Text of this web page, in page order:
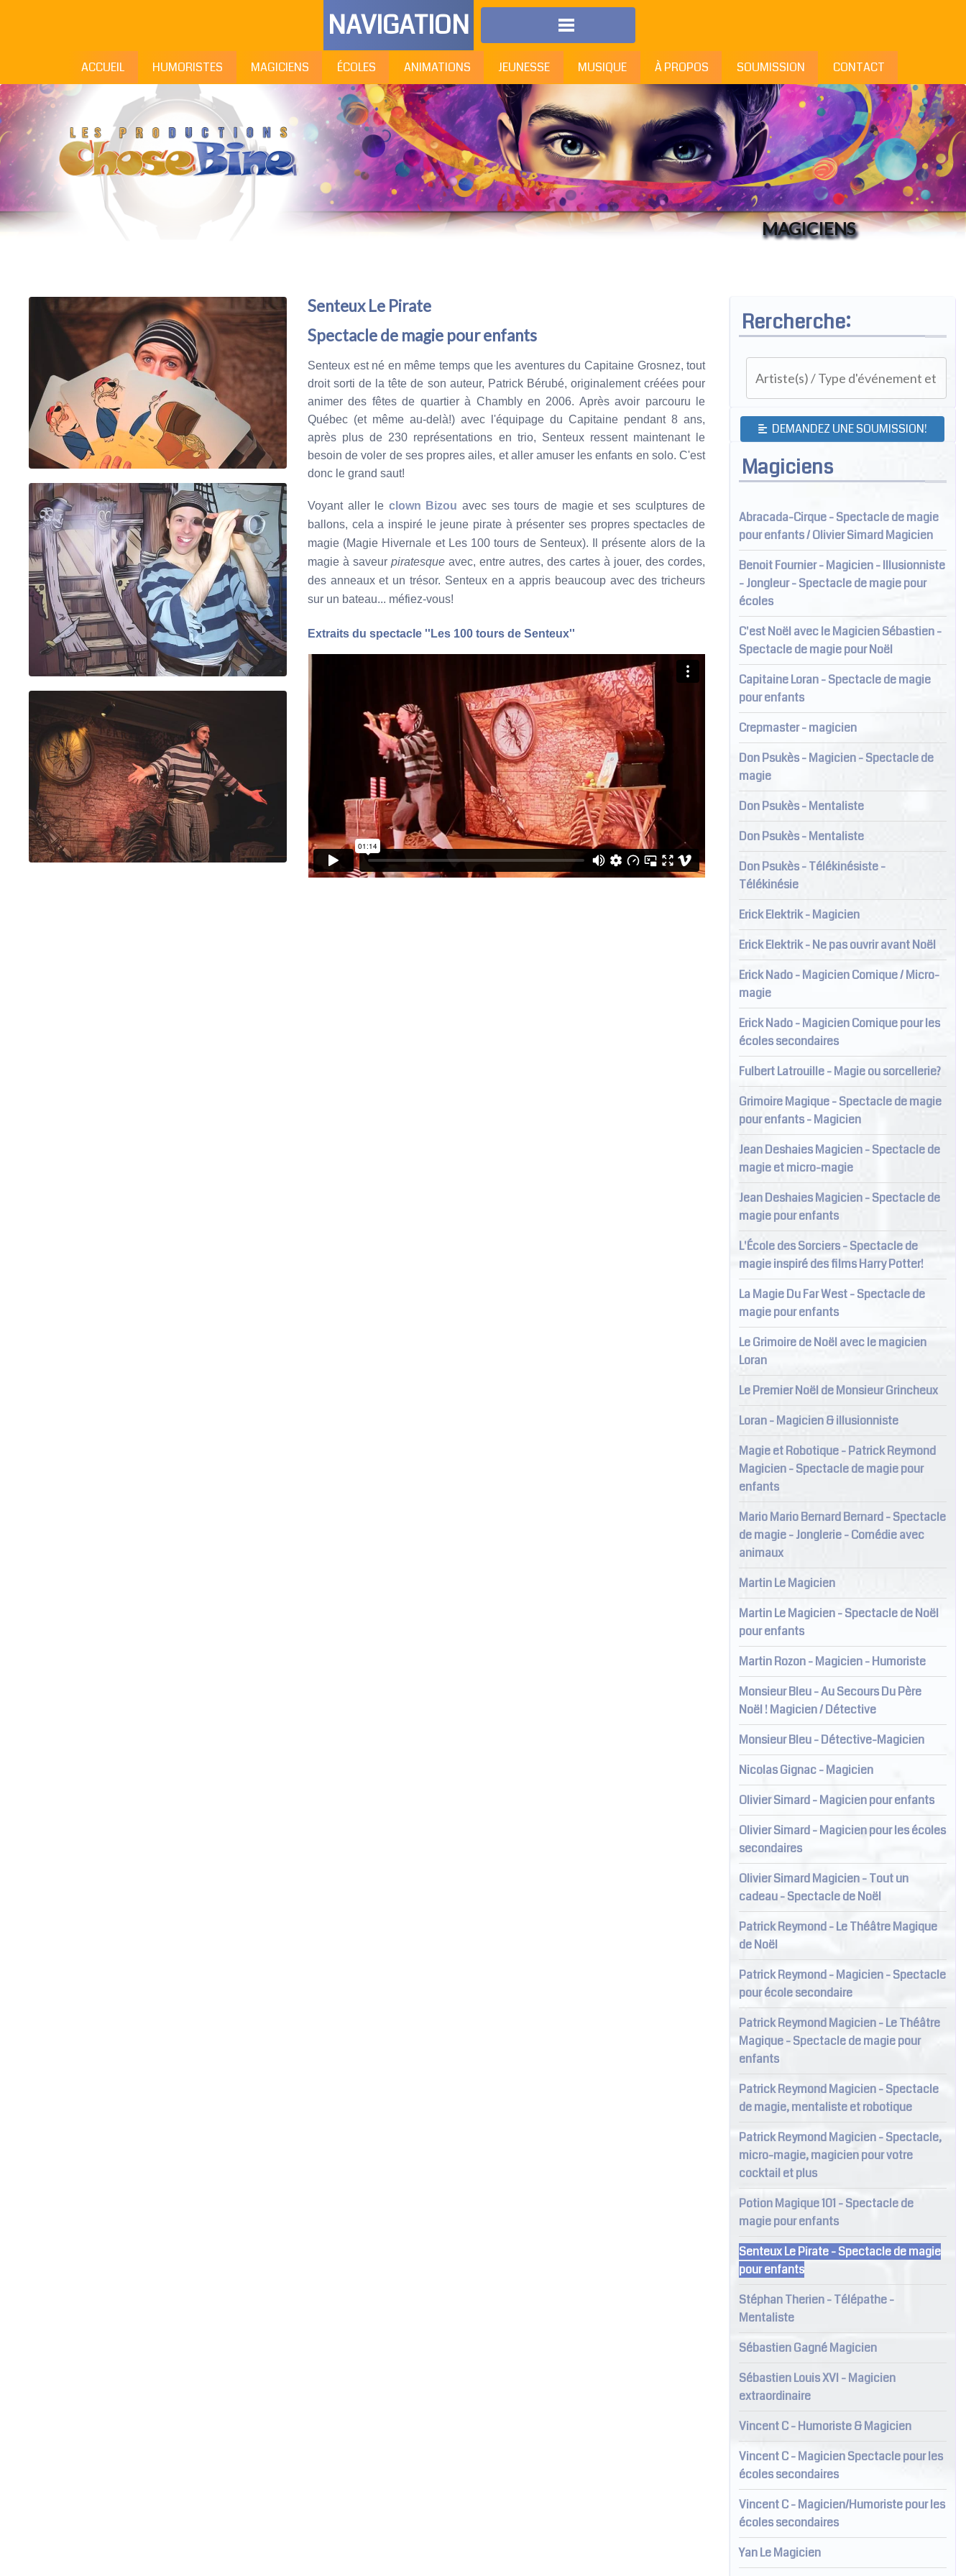
NAVIGATION
ACCUEIL HUMORISTES MAGICIENS ÉCOLES ANIMATIONS JEUNESSE MUSIQUE À PROPOS SOUMISSION CONTACT
MAGICIENS
Senteux Le Pirate
Spectacle de magie pour enfants
Senteux est né en même temps que les aventures du Capitaine Grosnez, tout
droit sorti de la tête de son auteur, Patrick Bérubé, originalement créées pour
animer des fêtes de quartier à Chambly en 2006. Après avoir parcouru le
Québec (et même au-delà!) avec l'équipage du Capitaine pendant 8 ans,
après plus de 230 représentations en trio, Senteux ressent maintenant le
besoin de voler de ses propres ailes, et aller amuser les enfants en solo. C'est
donc le grand saut!
Voyant aller le clown Bizou avec ses tours de magie et ses sculptures de
ballons, cela a inspiré le jeune pirate à présenter ses propres spectacles de
magie (Magie Hivernale et Les 100 tours de Senteux). Il présente alors de la
magie à saveur piratesque avec, entre autres, des cartes à jouer, des cordes,
des anneaux et un trésor. Senteux en a appris beaucoup avec des tricheurs
sur un bateau... méfiez-vous!
Extraits du spectacle ''Les 100 tours de Senteux''
Rercherche:
DEMANDEZ UNE SOUMISSION!
Magiciens
Abracada-Cirque - Spectacle de magie
pour enfants / Olivier Simard Magicien
Benoit Fournier - Magicien - Illusionniste
- Jongleur - Spectacle de magie pour
écoles
C'est Noël avec le Magicien Sébastien -
Spectacle de magie pour Noël
Capitaine Loran - Spectacle de magie
pour enfants
Crepmaster - magicien
Don Psukès - Magicien - Spectacle de
magie
Don Psukès - Mentaliste
Don Psukès - Mentaliste
Don Psukès - Télékinésiste -
Télékinésie
Erick Elektrik - Magicien
Erick Elektrik - Ne pas ouvrir avant Noël
Erick Nado - Magicien Comique / Micro-
magie
Erick Nado - Magicien Comique pour les
écoles secondaires
Fulbert Latrouille - Magie ou sorcellerie?
Grimoire Magique - Spectacle de magie
pour enfants - Magicien
Jean Deshaies Magicien - Spectacle de
magie et micro-magie
Jean Deshaies Magicien - Spectacle de
magie pour enfants
L'École des Sorciers - Spectacle de
magie inspiré des films Harry Potter!
La Magie Du Far West - Spectacle de
magie pour enfants
Le Grimoire de Noël avec le magicien
Loran
Le Premier Noël de Monsieur Grincheux
Loran - Magicien & illusionniste
Magie et Robotique - Patrick Reymond
Magicien - Spectacle de magie pour
enfants
Mario Mario Bernard Bernard - Spectacle
de magie - Jonglerie - Comédie avec
animaux
Martin Le Magicien
Martin Le Magicien - Spectacle de Noël
pour enfants
Martin Rozon - Magicien - Humoriste
Monsieur Bleu - Au Secours Du Père
Noël ! Magicien / Détective
Monsieur Bleu - Détective-Magicien
Nicolas Gignac - Magicien
Olivier Simard - Magicien pour enfants
Olivier Simard - Magicien pour les écoles
secondaires
Olivier Simard Magicien - Tout un
cadeau - Spectacle de Noël
Patrick Reymond - Le Théâtre Magique
de Noël
Patrick Reymond - Magicien - Spectacle
pour école secondaire
Patrick Reymond Magicien - Le Théâtre
Magique - Spectacle de magie pour
enfants
Patrick Reymond Magicien - Spectacle
de magie, mentaliste et robotique
Patrick Reymond Magicien - Spectacle,
micro-magie, magicien pour votre
cocktail et plus
Potion Magique 101 - Spectacle de
magie pour enfants
Senteux Le Pirate - Spectacle de magie
pour enfants
Stéphan Therien - Télépathe -
Mentaliste
Sébastien Gagné Magicien
Sébastien Louis XVI - Magicien
extraordinaire
Vincent C - Humoriste & Magicien
Vincent C - Magicien Spectacle pour les
écoles secondaires
Vincent C - Magicien/Humoriste pour les
écoles secondaires
Yan Le Magicien